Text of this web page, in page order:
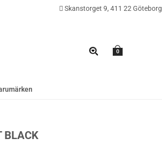
Skanstorget 9, 411 22 Göteborg
0
BLACK